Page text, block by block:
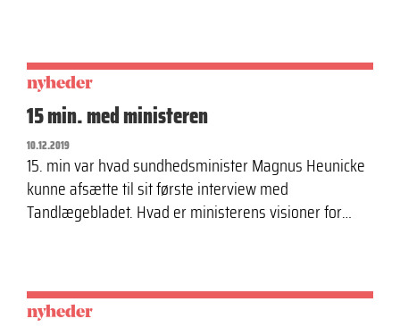
nyheder
15 min. med ministeren
10.12.2019
15. min var hvad sundhedsminister Magnus Heunicke
kunne afsætte til sit første interview med
Tandlægebladet. Hvad er ministerens visioner for…
nyheder